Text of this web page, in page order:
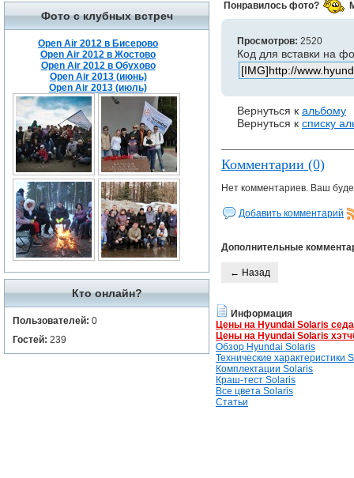
Фото с клубных встреч
Open Air 2012 в Бисерово
Open Air 2012 в Жостово
Open Air 2012 в Обухово
Open Air 2013 (июнь)
Open Air 2013 (июль)
Кто онлайн?
Пользователей: 0
Гостей: 239
Понравилось фото?
Просмотров: 2520
Код для вставки на
Вернуться к альбому
Вернуться к списку
Комментарии (0)
Нет комментариев. Ваш
Добавить комментарий
Дополнительные
← Назад
Информация
Цены на Hyundai Solaris
Цены на Hyundai Solaris
Обзор Hyundai Solaris
Технические характеристики
Комплектации Solaris
Краш-тест Solaris
Все цвета Solaris
Статьи